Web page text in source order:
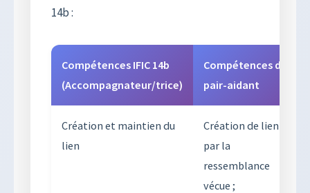
14b :
Compétences IFIC 14b
(Accompagnateur/trice)
Compétences du
pair-aidant
Création et maintien du
lien
Création de lien
par la
ressemblance
vécue ;